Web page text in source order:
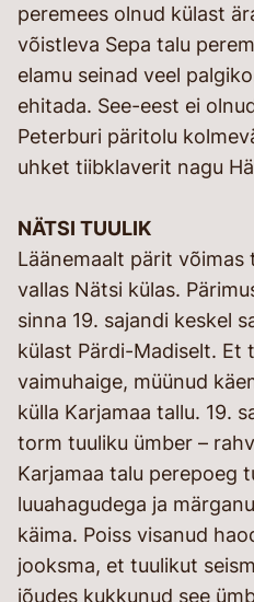
peremees olnud külast
võistleva Sepa talu
elamu seinad veel
ehitada. See-eest ei
Peterburi päritolu
uhket tiibklaverit nagu
NÄTSI TUULIK
Läänemaalt pärit võimas
vallas Nätsi külas.
sinna 19. sajandi keskel
külast Pärdi-Madiselt. Et
vaimuhaige, müünud
külla Karjamaa tallu. 19.
torm tuuliku ümber –
Karjamaa talu perepoeg
luuahagudega ja
käima. Poiss visanud
jooksma, et tuulikut
jõudes kukkunud see